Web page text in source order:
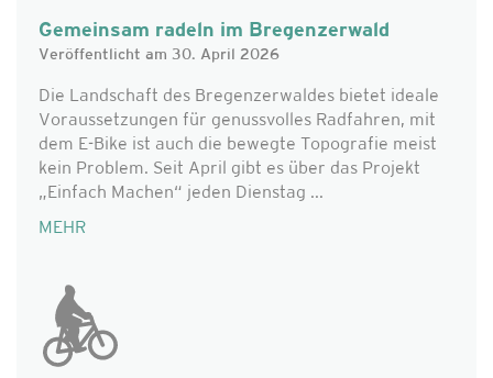
Gemeinsam radeln im Bregenzerwald
Veröffentlicht am 30. April 2026
Die Landschaft des Bregenzerwaldes bietet ideale
Voraussetzungen für genussvolles Radfahren, mit
dem E-Bike ist auch die bewegte Topografie meist
kein Problem. Seit April gibt es über das Projekt
„Einfach Machen“ jeden Dienstag ...
MEHR